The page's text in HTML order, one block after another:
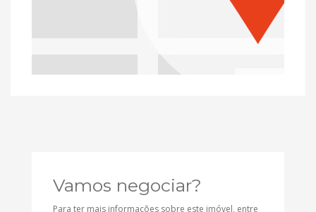
Vamos negociar?
Para ter mais informações sobre este imóvel, entre